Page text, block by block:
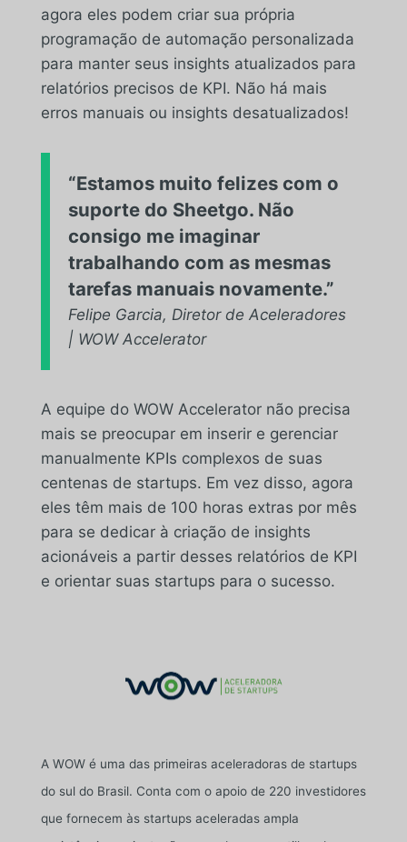
agora eles podem criar sua própria
programação de automação personalizada
para manter seus insights atualizados para
relatórios precisos de KPI. Não há mais
erros manuais ou insights desatualizados!
“Estamos muito felizes com o
suporte do Sheetgo. Não
consigo me imaginar
trabalhando com as mesmas
tarefas manuais novamente.”
Felipe Garcia, Diretor de Aceleradores
| WOW Accelerator
A equipe do WOW Accelerator não precisa
mais se preocupar em inserir e gerenciar
manualmente KPIs complexos de suas
centenas de startups. Em vez disso, agora
eles têm mais de 100 horas extras por mês
para se dedicar à criação de insights
acionáveis a partir desses relatórios de KPI
e orientar suas startups para o sucesso.
A WOW é uma das primeiras aceleradoras de startups
do sul do Brasil. Conta com o apoio de 220 investidores
que fornecem às startups aceleradas ampla